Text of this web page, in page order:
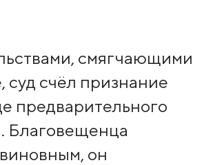
смягчающими
суд счёл признание
предварительного
Благовещенца
он